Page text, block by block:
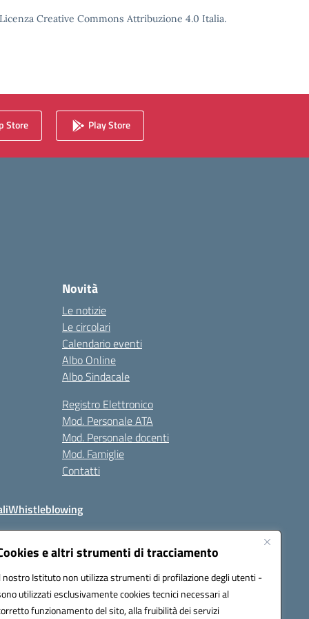
e altri strumenti di tracciamento
nostro Istituto non utilizza strumenti di profilazione degli utenti -
utilizzati esclusivamente cookies tecnici necessari al
funzionamento del sito, alla fruibilità dei servizi
Creative Commons Attribuzione 4.0 Italia.
Store Play Store
Novità
Le notizie
Le circolari
Calendario eventi
Albo Online
Albo Sindacale
Registro Elettronico
Mod. Personale ATA
Mod. Personale docenti
Mod. Famiglie
Contatti
Whistleblowing